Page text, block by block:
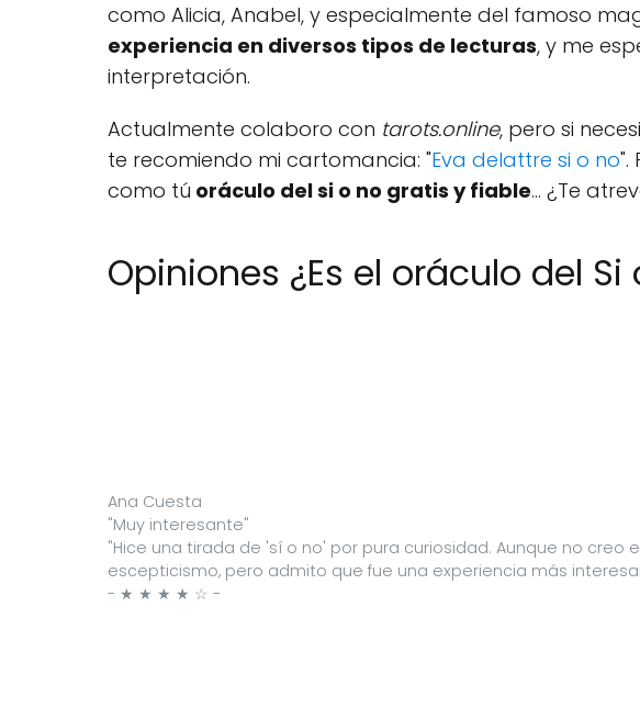
como Alicia, Anabel, y especialmente del famoso
experiencia en diversos tipos de lecturas, y me
interpretación.
Actualmente colaboro con tarots.online, pero si
te recomiendo mi cartomancia: "Eva delattre si o no".
como tú oráculo del si o no gratis y fiable... ¿Te
Opiniones ¿Es el oráculo del Si
Ana Cuesta
"Muy interesante"
"Hice una tirada de 'sí o no' por pura curiosidad. Aunque no
escepticismo, pero admito que fue una experiencia más
- ★ ★ ★ ★ ☆ -